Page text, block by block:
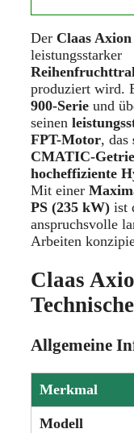
Der Claas Axion
leistungsstarker
produziert wird.
900-Serie und
seinen
FPT-Motor, das
CMATIC-
hocheffiziente
Mit einer
PS (235 kW) ist
anspruchsvolle
Arbeiten
Claas
Allgemeine
Merkmal
Modell